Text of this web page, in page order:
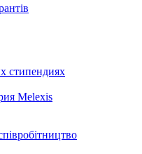
стипендиях
Melexis